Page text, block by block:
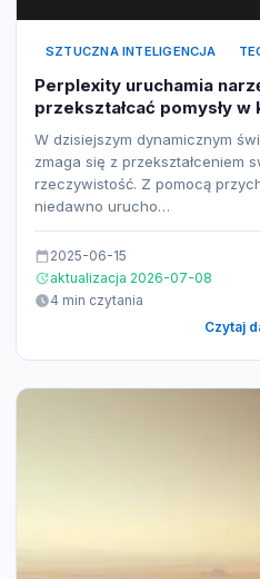
SZTUCZNA INTELIGENCJA
Perplexity uruchamia
przekształcać pomysły
W dzisiejszym dynamicznym
zmaga się z przekształceniem
rzeczywistość. Z pomocą
niedawno urucho…
2025-06-15
aktualizacja 2026-07-08
4 min czytania
Czytaj